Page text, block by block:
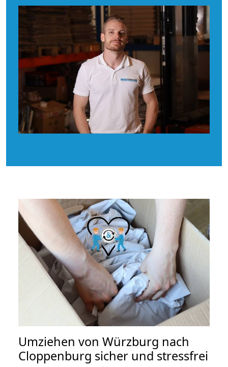
Umziehen von Würzburg nach
Cloppenburg sicher und stressfrei